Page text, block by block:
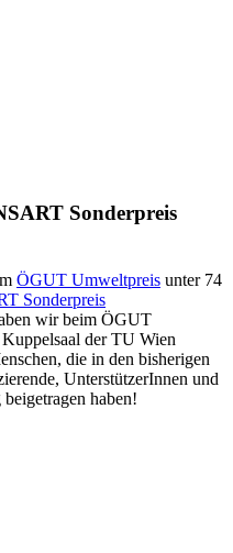
Sonderpreis
ÖGUT Umweltpreis unter 74
Sonderpreis
wir beim ÖGUT
der TU Wien
die in den bisherigen
UnterstützerInnen und
haben!